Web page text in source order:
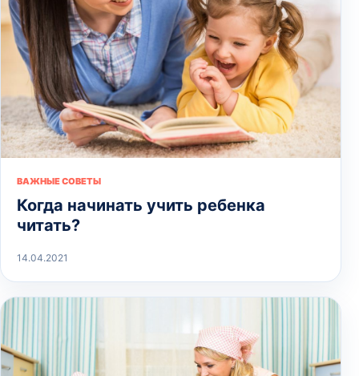
ВАЖНЫЕ СОВЕТЫ
Когда начинать учить ребенка
читать?
14.04.2021